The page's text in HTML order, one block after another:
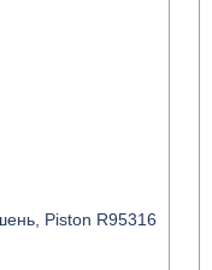
Piston R95316